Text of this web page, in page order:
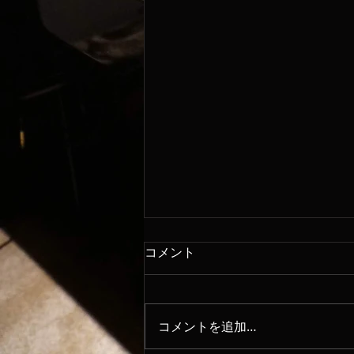
8/8
コメント
コメントを追加…